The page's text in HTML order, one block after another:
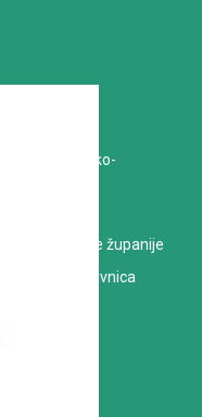
Koprivničko-
Bardek
križevačke županije
križa Koprivnica